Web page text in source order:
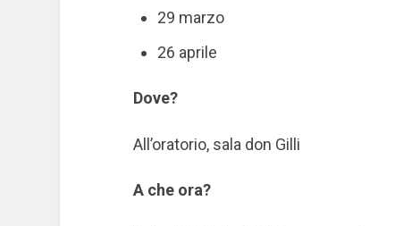
29 marzo
26 aprile
Dove?
All’oratorio, sala don Gilli
A che ora?